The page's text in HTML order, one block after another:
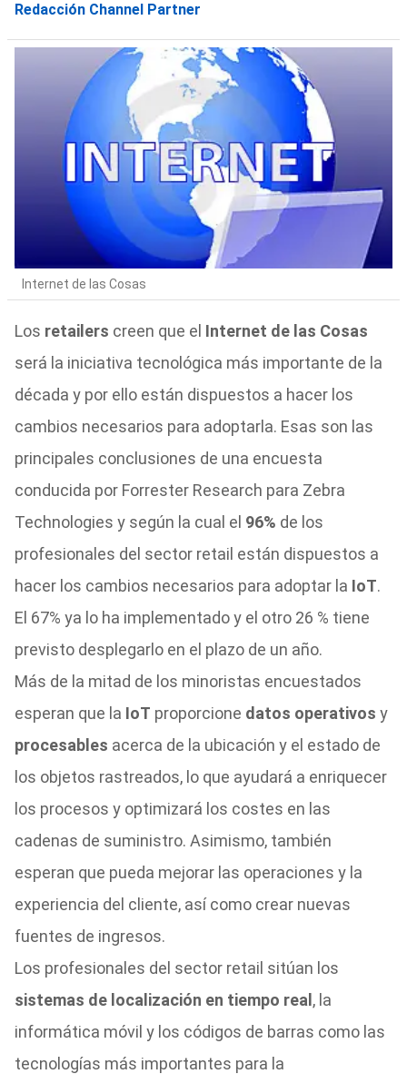
Redacción Channel Partner
Internet de las Cosas
Los retailers creen que el Internet de las Cosas
será la iniciativa tecnológica más importante de la
década y por ello están dispuestos a hacer los
cambios necesarios para adoptarla. Esas son las
principales conclusiones de una encuesta
conducida por Forrester Research para Zebra
Technologies y según la cual el 96% de los
profesionales del sector retail están dispuestos a
hacer los cambios necesarios para adoptar la IoT.
El 67% ya lo ha implementado y el otro 26 % tiene
previsto desplegarlo en el plazo de un año.
Más de la mitad de los minoristas encuestados
esperan que la IoT proporcione datos operativos y
procesables acerca de la ubicación y el estado de
los objetos rastreados, lo que ayudará a enriquecer
los procesos y optimizará los costes en las
cadenas de suministro. Asimismo, también
esperan que pueda mejorar las operaciones y la
experiencia del cliente, así como crear nuevas
fuentes de ingresos.
Los profesionales del sector retail sitúan los
sistemas de localización en tiempo real , la
informática móvil y los códigos de barras como las
tecnologías más importantes para la